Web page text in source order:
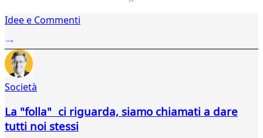
2Idee e Commenti
Società
La "folla" ci riguarda, siamo chiamati a dare
tutti noi stessi